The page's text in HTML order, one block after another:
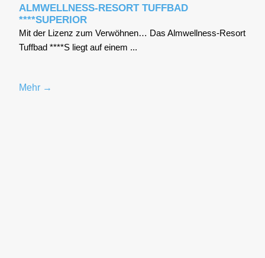
ALMWELLNESS-RESORT TUFFBAD
****SUPERIOR
Mit der Lizenz zum Ver­wöh­nen… Das Alm­well­ness-Resort
Tuff­bad ****S liegt auf einem ...
Mehr →